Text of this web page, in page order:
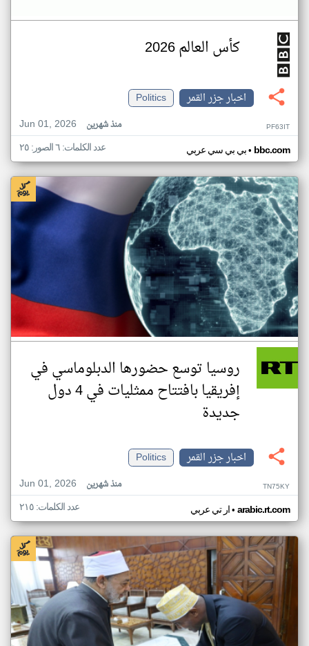
كأس العالم 2026
اخبار جزر القمر
Politics
Jun 01, 2026
منذ شهرين PF63IT
بي بي سي عربي• bbc.com عدد الكلمات: ٦ الصور: ٢٥
روسيا توسع حضورها الدبلوماسي في
إفريقيا بافتتاح ممثليات في 4 دول
جديدة
اخبار جزر القمر
Politics
Jun 01, 2026
منذ شهرين TN75KY
ار تي عربي• arabic.rt.com عدد الكلمات: ٢١٥